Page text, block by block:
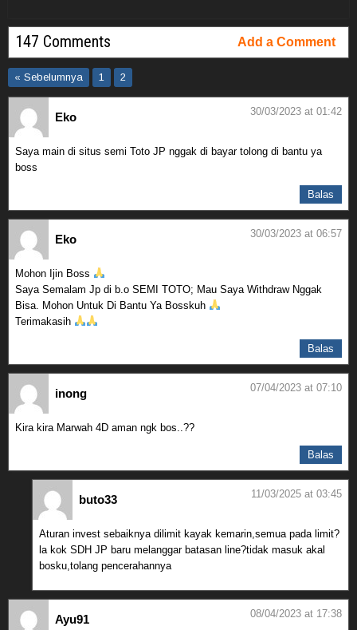
147 Comments Add a Comment
« Sebelumnya 1 2
Eko 30/03/2023 at 01:42
Saya main di situs semi Toto JP nggak di bayar tolong di bantu ya
boss
Balas
Eko 30/03/2023 at 06:57
Mohon Ijin Boss
Saya Semalam Jp di b.o SEMI TOTO; Mau Saya Withdraw Nggak
Bisa. Mohon Untuk Di Bantu Ya Bosskuh
Terimakasih
Balas
inong 07/04/2023 at 07:10
Kira kira Marwah 4D aman ngk bos..??
Balas
buto33 11/03/2025 at 03:45
Aturan invest sebaiknya dilimit kayak kemarin,semua pada limit?
la kok SDH JP baru melanggar batasan line?tidak masuk akal
bosku,tolang pencerahannya
Ayu91 08/04/2023 at 17:38